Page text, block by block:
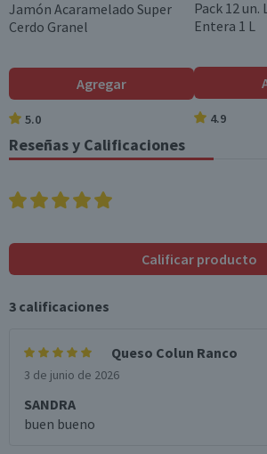
Colesterol (mg)
Hidratos de Carbon
o disponibles (g)
0
Azúcares totales
(g)
*Ingesta de referencia de un adulto promedio
Sabor
Tamaño
Familiar
Válida hasta su fecha de caducidad
Jamón Acaramelado Super
Cerdo Granel
Agregar
5.0
Pack 12 un.
Entera 1 L
4.9
Reseñas y Calificaciones
Calificar producto
3 calificaciones
Queso Colun Ranco
3 de junio de 2026
SANDRA
buen bueno